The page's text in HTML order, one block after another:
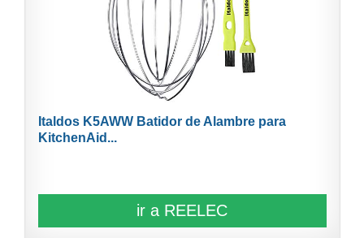
Italdos K5AWW Batidor de Alambre para
KitchenAid...
ir a REELEC